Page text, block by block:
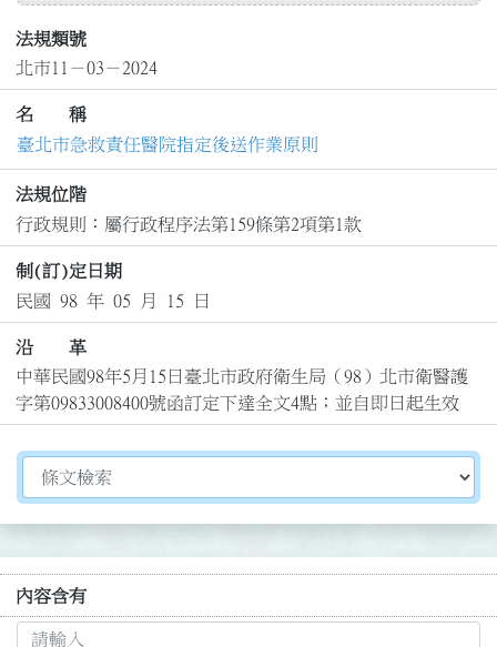
法規類號
北市11－03－2024
名 稱
臺北市急救責任醫院指定後送作業原則
法規位階
行政規則：屬行政程序法第159條第2項第1款
制(訂)定日期
民國 98 年 05 月 15 日
沿 革
中華民國98年5月15日臺北市政府衛生局（98）北市衛醫護
字第09833008400號函訂定下達全文4點；並自即日起生效
切換選擇法規資訊內容
內容含有